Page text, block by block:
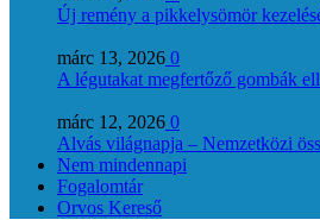
Új remény a pikkelysömör
márc 13, 2026 0
A légutakat megfertőző gombák
márc 12, 2026 0
Alvás világnapja – Nemzetközi
Nem mindennapi
Fogalomtár
Orvos Kereső